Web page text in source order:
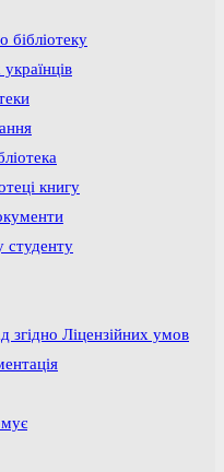
бібліотеку
книгу
студенту
згідно Ліцензійних умов